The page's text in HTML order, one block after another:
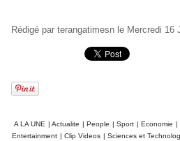
Rédigé par terangatimesn le Mercredi 16
A LA UNE | Actualite | People | Sport | Economie |
Entertainment | Clip Videos | Sciences et